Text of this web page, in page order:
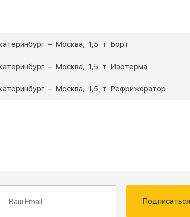
– Москва, 1,5 т Борт
– Москва, 1,5 т Изотерма
– Москва, 1,5 т Рефрижератор
Подписаться